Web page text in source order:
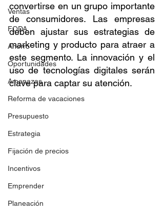
Ventas
FODA
Ahorro
Oportunidades
Amenazas
Reforma de vacaciones
Presupuesto
Estrategia
Fijación de precios
Incentivos
Emprender
Planeación
convertirse en un grupo importante
de consumidores. Las empresas
deben ajustar sus estrategias de
marketing y producto para atraer a
este segmento. La innovación y el
uso de tecnologías digitales serán
clave para captar su atención.